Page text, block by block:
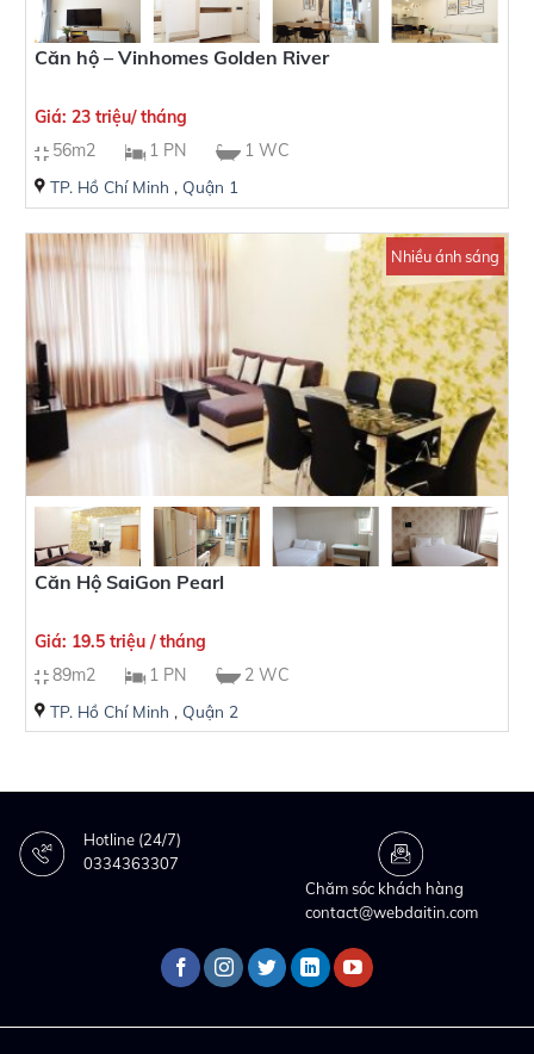
Căn hộ – Vinhomes Golden River
Giá: 23 triệu/ tháng
56m2
1 PN 1 WC
TP. Hồ Chí Minh , Quận 1
Nhiều ánh sáng
Căn Hộ SaiGon Pearl
Giá: 19.5 triệu / tháng
89m2
1 PN 2 WC
TP. Hồ Chí Minh , Quận 2
Hotline (24/7)
0334363307
Chăm sóc khách hàng
contact@webdaitin.com